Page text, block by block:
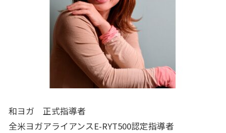
和ヨガ 正式指導者
全米ヨガアライアンスE-RYT500認定指導者